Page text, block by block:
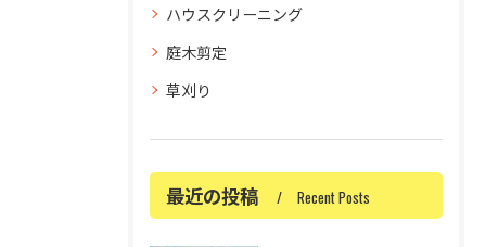
ハウスクリーニング
庭木剪定
草刈り
最近の投稿 Recent Posts